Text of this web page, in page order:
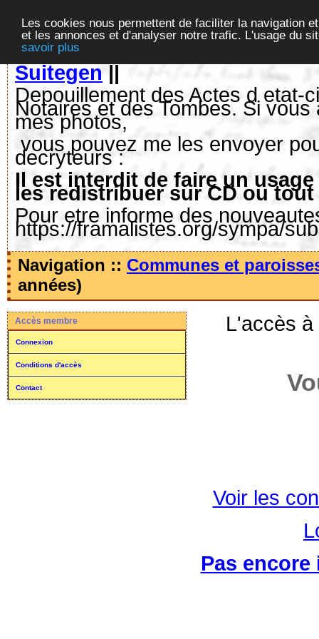
Les cookies nous permettent de faciliter la navigation
et les annonces et d'analyser notre trafic. L'usage du
savoir plus
Suitegen||
Depouillement des Actes d etat-
Notaires et des Tombes. Si
mes photos,
vous pouvez me les envoyer
decryteurs :
Il est interdit de faire un
les redistribuer sur CD ou
Pour etre informe des
https://framalistes.org/sympa/
Navigation :: Communes et
années)
Accès membre
Connexion
Conditions d'accès
Contact
L'accès
Voir les
Pas